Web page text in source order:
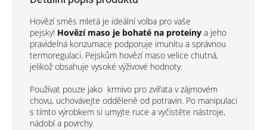
Hovězí směs mletá je ideální volba pro vaše
pejsky! Hovězí maso je bohaté na proteiny a jeho
pravidelná konzumace podporuje imunitu a správnou
termoregulaci. Pejskům hovězí maso velice chutná,
jelikož obsahuje vysoké výživové hodnoty.
Používat pouze jako krmivo pro zvířata v zájmovém
chovu, uchovávejte odděleně od potravin. Po manipulaci
s tímto výrobkem si umyjte ruce a vyčistěte nástroje,
nádobí a povrchy.